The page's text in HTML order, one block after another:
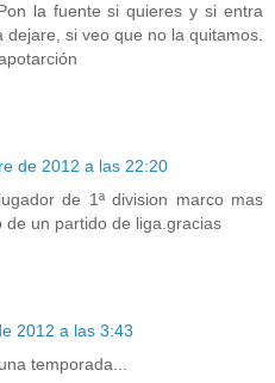
la fuente si quieres y si entra
si veo que no la quitamos.
de 2012 a las 22:20
de 1ª division marco mas
un partido de liga.gracias
2012 a las 3:43
temporada...